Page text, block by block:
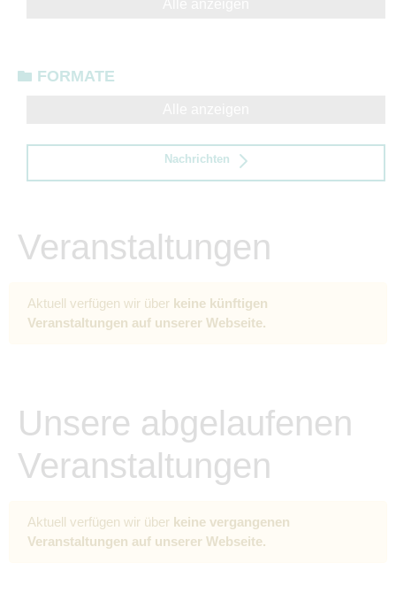
FORMATE
Nachrichten
Veranstaltungen
Aktuell verfügen wir über keine künftigen
Veranstaltungen auf unserer Webseite.
Unsere abgelaufenen
Veranstaltungen
Aktuell verfügen wir über keine vergangenen
Veranstaltungen auf unserer Webseite.